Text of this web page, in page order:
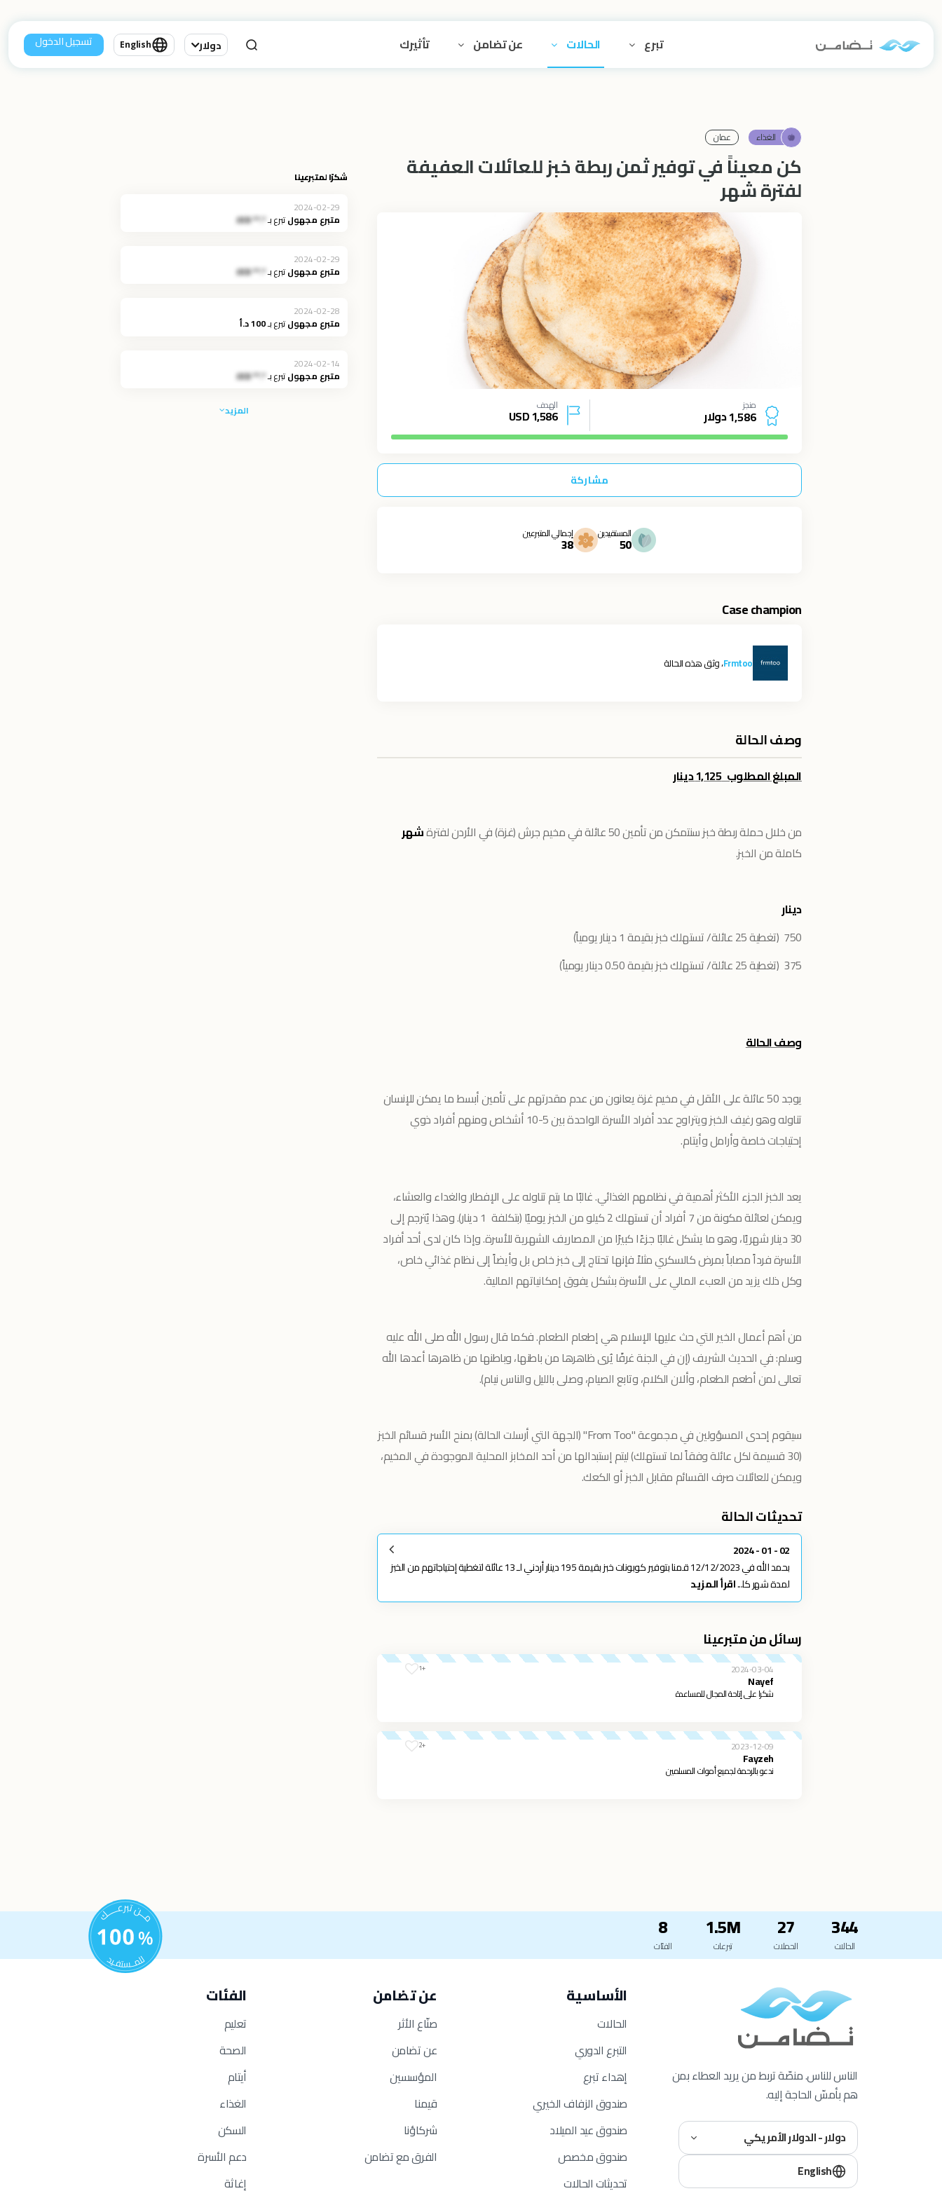
تبرع الحالات عن تضامن تأثيرك دولار English تسجيل الدخول
الغذاء عمان
كن معيناً في توفير ثمن ربطة خبز للعائلات العفيفة
لفترة شهر
منجز
1,586 دولار
الهدف
1,586
USD
مشاركة
المستفيدين
50
إجمالي المتبرعين
38
Case champion
Frmtoo، وثق هذه الحالة
وصف الحالة
المبلغ المطلوب 1,125 دينار
من خلال حملة ربطة خبز سنتمكن من تأمين 50 عائلة في مخيم جرش (غزة) في الأردن لفترة
شهر
كاملة من الخبز.
دينار
750 (تغطية 25 عائلة/ تستهلك خبز بقيمة 1 دينار يومياً)
375 (تغطية 25 عائلة/ تستهلك خبز بقيمة 0.50 دينار يومياً)
وصف الحالة
يوجد 50 عائلة على الأقل في مخيم غزة يعانون من عدم مقدرتهم على تأمين أبسط ما يمكن للإنسان
تناوله وهو رغيف الخبز ويتراوح عدد أفراد الأسرة الواحدة بين 5-10 أشخاص ومنهم أفراد ذوي
إحتياجات خاصة وأرامل وأيتام.
يعد الخبز الجزء الأكثر أهمية في نظامهم الغذائي. غالبًا ما يتم تناوله على الإفطار والغداء والعشاء،
ويمكن لعائلة مكونة من 7 أفراد أن تستهلك 2 كيلو من الخبز يوميًا (بتكلفة 1 دينار). وهذا يُترجم إلى
30 دينار شهريًا، وهو ما يشكل غالبًا جزءًا كبيرًا من المصاريف الشهرية للأسرة. وإذا كان لدى أحد أفراد
الأسرة فرداً مصاباً بمرض كالسكري مثلاً فإنها تحتاج إلى خبز خاص بل وأيضاً إلى نظام غذائي خاص،
وكل ذلك يزيد من العبء المالي على الأسرة بشكل يفوق إمكانياتهم المالية.
من أهم أعمال الخير التي حث عليها الإسلام هي إطعام الطعام. فكما قال رسول الله صلى الله عليه
وسلم: في الحديث الشريف (إن في الجنة غرفًا يُرى ظاهرها من باطنها، وباطنها من ظاهرها أعدها الله
تعالى لمن أطعم الطعام، وألان الكلام، وتابع الصيام، وصلى بالليل والناس نيام).
سيقوم إحدى المسؤولين في مجموعة "From Too" (الجهة التي أرسلت الحالة) بمنح الأسر قسائم الخبز
(30 قسيمة لكل عائلة وفقاً لما تستهلك) ليتم إستبدالها من أحد المخابز المحلية الموجودة في المخيم،
ويمكن للعائلات صرف القسائم مقابل الخبز أو الكعك.
تحديثات الحالة
02 - 01 - 2024
بحمد الله في 12/12/2023 قمنا بتوفير كوبونات خبز بقيمة 195 دينار أردني لـ 13 عائلة لتغطية إحتياجاتهم من الخبز
لمدة شهر كا...اقرأ المزيد
رسائل من متبرعينا
2024-03-04
+1
Nayef
شكرا على إتاحة المجال للمساعدة
2023-12-09
+2
Fayzeh
ندعو بالرحمة لجميع أموات المسلمين
شكرًا لمتبرعينا
2024-02-29
متبرع مجهولتبرع بـ*.** JOD
2024-02-29
متبرع مجهولتبرع بـ*.** JOD
2024-02-28
متبرع مجهولتبرع بـ100 د.أ
2024-02-14
متبرع مجهولتبرع بـ*.** JOD
المزيد
344
الحالات
27
الحملات
1.5M
تبرعات
8
الفئات
الناس للناس. منصّة تربط من يريد العطاء بمن
هم بأمسّ الحاجة إليه.
دولار - الدولار الأمريكي
English
الأساسية
الحالات
التبرع الدوري
إهداء تبرع
صندوق الزفاف الخيري
صندوق عيد الميلاد
صندوق مخصص
تحديثات الحالات
عن تضامن
صنّاع الأثر
عن تضامن
المؤسسين
قيمنا
شركاؤنا
الفرق مع تضامن
الفئات
تعليم
الصحة
أيتام
الغذاء
السكن
دعم الأسرة
إغاثة